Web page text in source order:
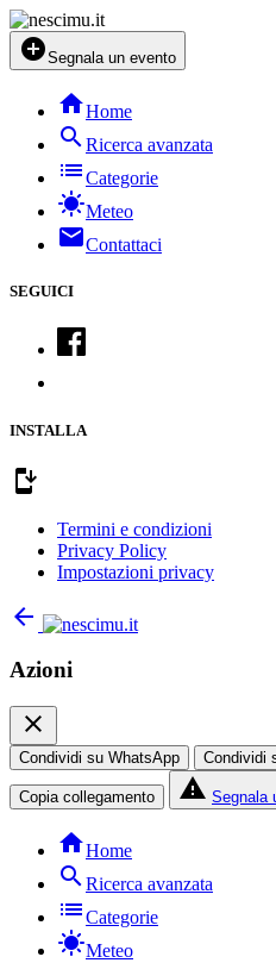
add_circleSegnala un evento
homeHome
searchRicerca avanzata
listCategorie
sunnyMeteo
mailContattaci
SEGUICI
INSTALLA
install_mobile
Termini e condizioni
Privacy Policy
Impostazioni privacy
arrow_back
Azioni
close
Condividi su WhatsApp Condividi
Copia collegamento report_problem Segnala
homeHome
searchRicerca avanzata
listCategorie
sunnyMeteo